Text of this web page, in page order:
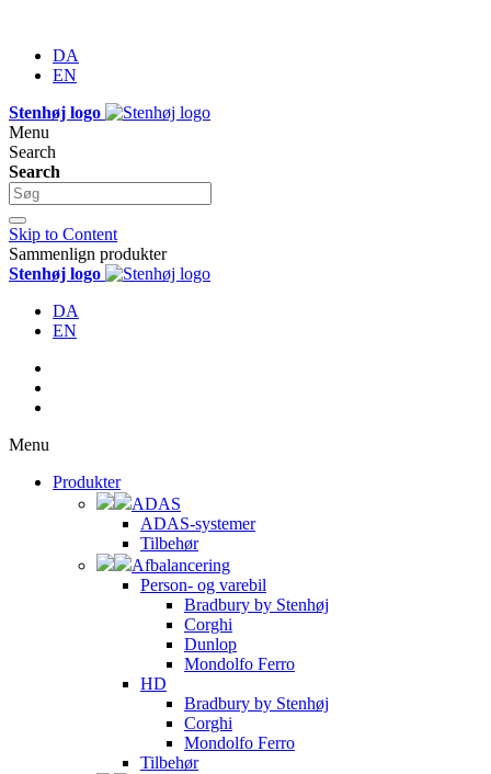
DA
EN
Stenhøj logo
Menu
Search
Search
Skip to Content
Sammenlign produkter
Stenhøj logo
DA
EN
Menu
Produkter
ADAS
ADAS-systemer
Tilbehør
Afbalancering
Person- og varebil
Bradbury by Stenhøj
Corghi
Dunlop
Mondolfo Ferro
HD
Bradbury by Stenhøj
Corghi
Mondolfo Ferro
Tilbehør